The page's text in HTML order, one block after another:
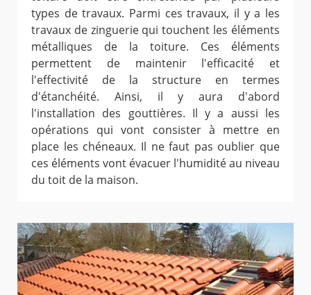
types de travaux. Parmi ces travaux, il y a les
travaux de zinguerie qui touchent les éléments
métalliques de la toiture. Ces éléments
permettent de maintenir l'efficacité et
l'effectivité de la structure en termes
d'étanchéité. Ainsi, il y aura d'abord
l'installation des gouttières. Il y a aussi les
opérations qui vont consister à mettre en
place les chéneaux. Il ne faut pas oublier que
ces éléments vont évacuer l'humidité au niveau
du toit de la maison.